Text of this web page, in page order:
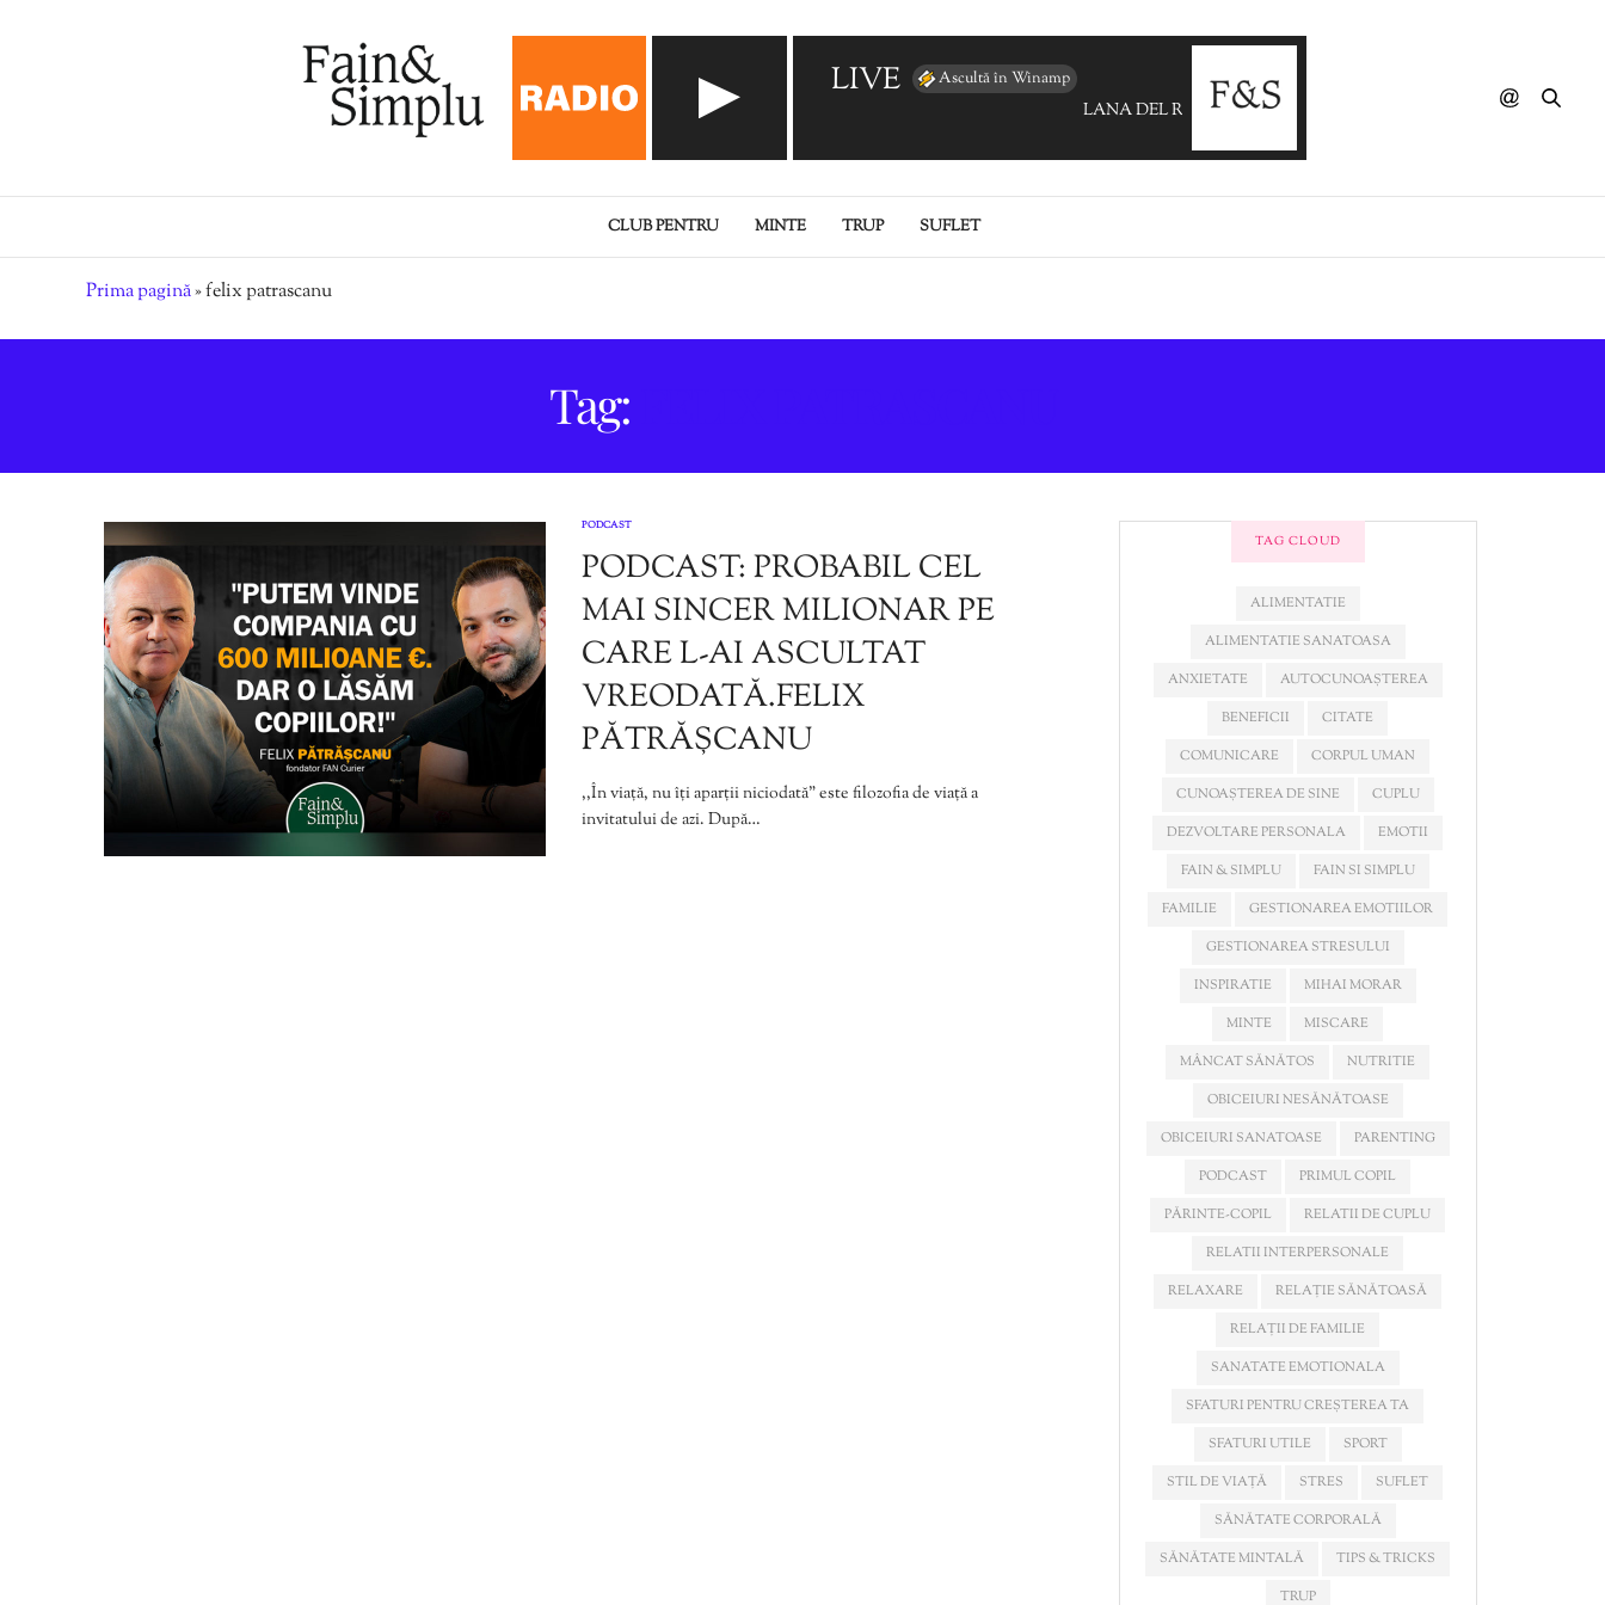
LIVE Ascultă în Winamp
LANA DEL REY - Born To Die (DJ Marika & Tripwerk Remix)
CLUB PENTRU MINTE TRUP SUFLET
Prima pagină»felix patrascanu
Tag:
PODCAST
PODCAST: PROBABIL CEL
MAI SINCER MILIONAR PE
CARE L-AI ASCULTAT
VREODATĂ.FELIX
PĂTRĂȘCANU
,,În viață, nu îți aparții niciodată” este filozofia de viață a
invitatului de azi. După…
TAG CLOUD
ALIMENTATIE
ALIMENTATIE SANATOASA
ANXIETATE
AUTOCUNOAȘTEREA
BENEFICII
CITATE
COMUNICARE
CORPUL UMAN
CUNOAȘTEREA DE SINE
CUPLU
DEZVOLTARE PERSONALA
EMOTII
FAIN & SIMPLU
FAIN SI SIMPLU
FAMILIE
GESTIONAREA EMOTIILOR
GESTIONAREA STRESULUI
INSPIRATIE
MIHAI MORAR
MINTE
MISCARE
MÂNCAT SĂNĂTOS
NUTRITIE
OBICEIURI NESĂNĂTOASE
OBICEIURI SANATOASE
PARENTING
PODCAST
PRIMUL COPIL
PĂRINTE-COPIL
RELATII DE CUPLU
RELATII INTERPERSONALE
RELAXARE
RELAȚIE SĂNĂTOASĂ
RELAȚII DE FAMILIE
SANATATE EMOTIONALA
SFATURI PENTRU CREȘTEREA TA
SFATURI UTILE
SPORT
STIL DE VIAȚĂ
STRES
SUFLET
SĂNĂTATE CORPORALĂ
SĂNĂTATE MINTALĂ
TIPS & TRICKS
TRUP